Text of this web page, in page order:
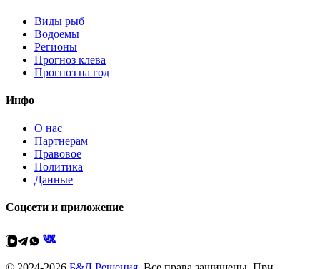
Виды рыб
Водоемы
Регионы
Прогноз клева
Прогноз на год
Инфо
О нас
Партнерам
Правовое
Политика
Данные
Соцсети и приложение